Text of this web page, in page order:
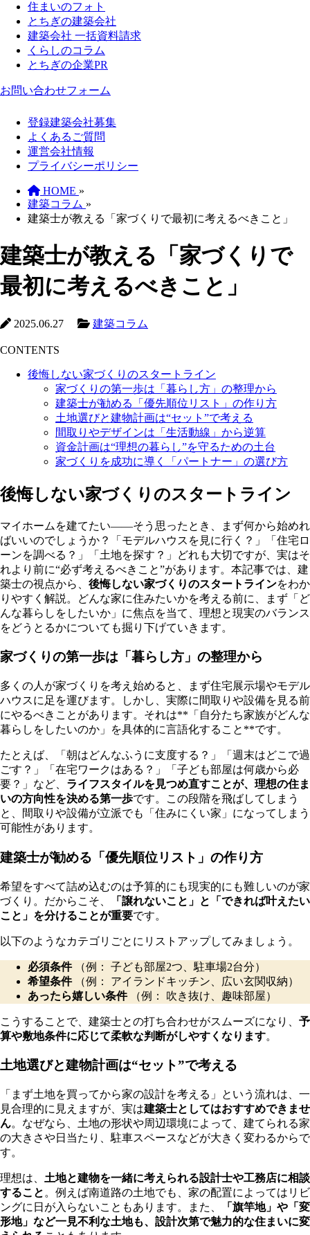
住まいのフォト
とちぎの建築会社
建築会社 一括資料請求
くらしのコラム
とちぎの企業PR
お問い合わせフォーム
登録建築会社募集
よくあるご質問
運営会社情報
プライバシーポリシー
HOME »
建築コラム »
建築士が教える「家づくりで最初に考えるべきこと」
建築士が教える「家づくりで
最初に考えるべきこと」
2025.06.27 建築コラム
CONTENTS
後悔しない家づくりのスタートライン
家づくりの第一歩は「暮らし方」の整理から
建築士が勧める「優先順位リスト」の作り方
土地選びと建物計画は“セット”で考える
間取りやデザインは「生活動線」から逆算
資金計画は“理想の暮らし”を守るための土台
家づくりを成功に導く「パートナー」の選び方
後悔しない家づくりのスタートライン
マイホームを建てたい——そう思ったとき、まず何から始めれ
ばいいのでしょうか？「モデルハウスを見に行く？」「住宅ロ
ーンを調べる？」「土地を探す？」どれも大切ですが、実はそ
れより前に“必ず考えるべきこと”があります。本記事では、建
築士の視点から、 後悔しない家づくりのスタートラインをわか
りやすく解説。どんな家に住みたいかを考える前に、まず「ど
んな暮らしをしたいか」に焦点を当て、理想と現実のバランス
をどうとるかについても掘り下げていきます。
家づくりの第一歩は「暮らし方」の整理から
多くの人が家づくりを考え始めると、まず住宅展示場やモデル
ハウスに足を運びます。しかし、実際に間取りや設備を見る前
にやるべきことがあります。それは**「自分たち家族がどんな
暮らしをしたいのか」を具体的に言語化すること**です。
たとえば、「朝はどんなふうに支度する？」「週末はどこで過
ごす？」「在宅ワークはある？」「子ども部屋は何歳から必
要？」など、 ライフスタイルを見つめ直すことが、理想の住ま
いの方向性を決める第一歩です。この段階を飛ばしてしまう
と、間取りや設備が立派でも「住みにくい家」になってしまう
可能性があります。
建築士が勧める「優先順位リスト」の作り方
希望をすべて詰め込むのは予算的にも現実的にも難しいのが家
づくり。だからこそ、
「譲れないこと」と「できれば叶えたい
こと」を分けることが重要です。
以下のようなカテゴリごとにリストアップしてみましょう。
必須条件（例： 子ども部屋2つ、駐車場2台分）
希望条件（例： アイランドキッチン、広い玄関収納）
あったら嬉しい条件（例： 吹き抜け、趣味部屋）
こうすることで、建築士との打ち合わせがスムーズになり、 予
算や敷地条件に応じて柔軟な判断がしやすくなります。
土地選びと建物計画は“セット”で考える
「まず土地を買ってから家の設計を考える」という流れは、一
見合理的に見えますが、実は建築士としてはおすすめできませ
ん。なぜなら、土地の形状や周辺環境によって、建てられる家
の大きさや日当たり、駐車スペースなどが大きく変わるからで
す。
理想は、 土地と建物を一緒に考えられる設計士や工務店に相談
すること 。例えば南道路の土地でも、家の配置によってはリビ
ングに日が入らないこともあります。また、
「旗竿地」や「変
形地」など一見不利な土地も、設計次第で魅力的な住まいに変